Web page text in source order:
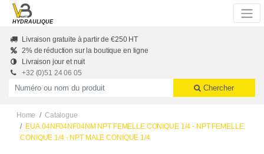
Skip to main content
HYDRAULIQUE
Livraison gratuite à partir de €250 HT
2% de réduction sur la boutique en ligne
Livraison jour et nuit
+32 (0)51 24 06 05
Productnummer of naam
Chercher
Home
Catalogue
EUA.04NF04NF04NM NPT FEMELLE CONIQUE 1/4 - NPT FEMELLE
CONIQUE 1/4 - NPT MALE CONIQUE 1/4